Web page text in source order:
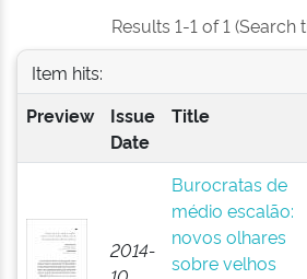
Results 1-1 of 1
Item hits:
Preview
Issue
Date
Title
2014-
Burocratas de
médio escalão:
novos olhares
sobre velhos